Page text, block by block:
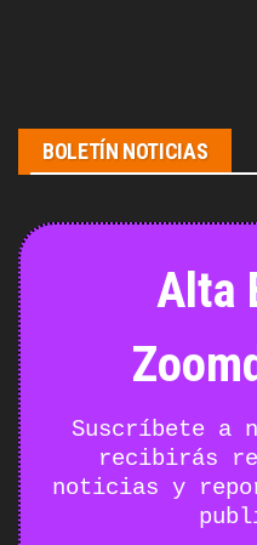
BOLETÍN NOTICIAS
Alta
Suscríbete a
recibirás
noticias y